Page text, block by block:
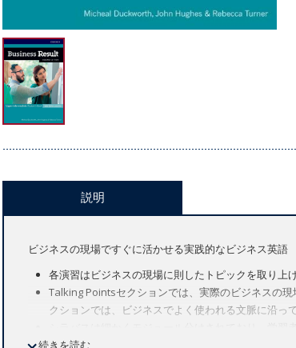
説明
ビジネスの現場ですぐに活かせる実践的なビジネス英語
各演習はビジネスの現場に則したトピックを取り上
Talking Pointsセクションでは、実際のビジネスの
クションでは、ビジネスでよく使われる文脈に沿っ
ダウンロード可能なワークシートやビデオ、音声な
続きを読む